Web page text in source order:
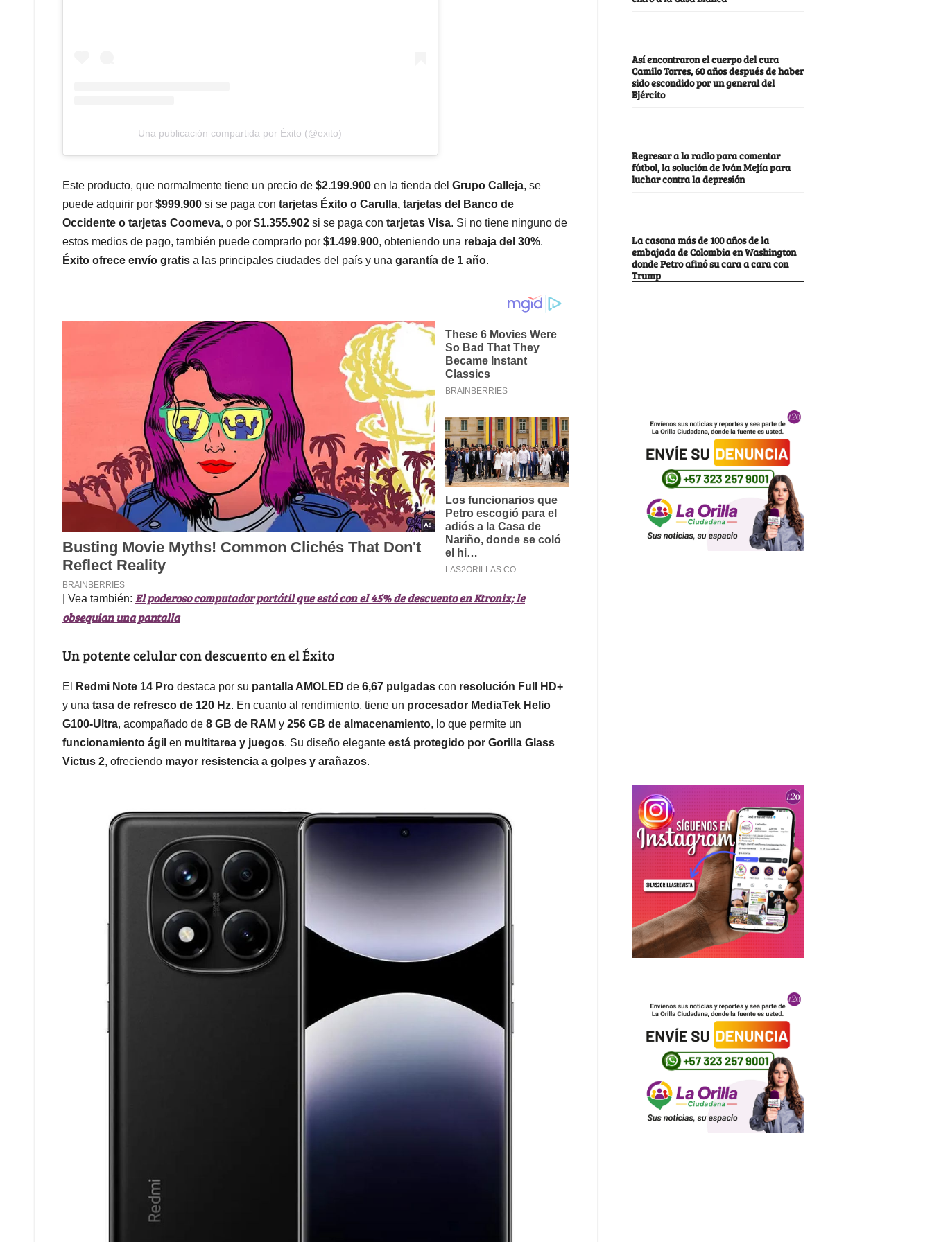
Una publicación compartida por Éxito (@exito)
Este producto, que normalmente tiene un precio de $2.199.900 en la tienda del Grupo Calleja, se
puede adquirir por $999.900 si se paga con tarjetas Éxito o Carulla, tarjetas del Banco de
Occidente o tarjetas Coomeva, o por $1.355.902 si se paga con tarjetas Visa. Si no tiene ninguno de
estos medios de pago, también puede comprarlo por $1.499.900, obteniendo una rebaja del 30%.
Éxito ofrece envío gratis a las principales ciudades del país y una garantía de 1 año.
| Vea también: El poderoso computador portátil que está con el 45% de descuento en Ktronix; le
obsequian una pantalla
Un potente celular con descuento en el Éxito
El Redmi Note 14 Pro destaca por su pantalla AMOLED de 6,67 pulgadas con resolución Full HD+
y una tasa de refresco de 120 Hz. En cuanto al rendimiento, tiene un procesador MediaTek Helio
G100-Ultra, acompañado de 8 GB de RAM y 256 GB de almacenamiento, lo que permite un
funcionamiento ágil en multitarea y juegos. Su diseño elegante está protegido por Gorilla Glass
Victus 2, ofreciendo mayor resistencia a golpes y arañazos.
Así encontraron el cuerpo del cura
Camilo Torres, 60 años después de haber
sido escondido por un general del
Ejército
Regresar a la radio para comentar
fútbol, la solución de Iván Mejía para
luchar contra la depresión
La casona más de 100 años de la
embajada de Colombia en Washington
donde Petro afinó su cara a cara con
Trump